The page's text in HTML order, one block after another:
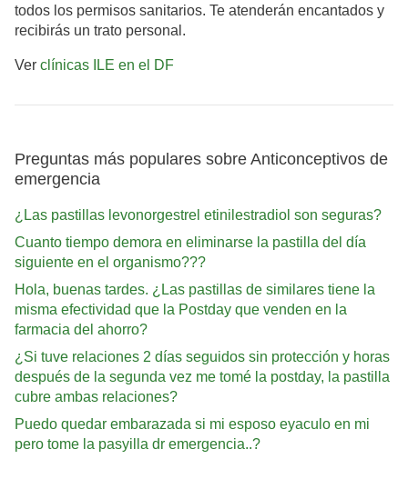
todos los permisos sanitarios. Te atenderán encantados y
recibirás un trato personal.
Ver clínicas ILE en el DF
Preguntas más populares sobre Anticonceptivos de
emergencia
¿Las pastillas levonorgestrel etinilestradiol son seguras?
Cuanto tiempo demora en eliminarse la pastilla del día
siguiente en el organismo???
Hola, buenas tardes. ¿Las pastillas de similares tiene la
misma efectividad que la Postday que venden en la
farmacia del ahorro?
¿Si tuve relaciones 2 días seguidos sin protección y horas
después de la segunda vez me tomé la postday, la pastilla
cubre ambas relaciones?
Puedo quedar embarazada si mi esposo eyaculo en mi
pero tome la pasyilla dr emergencia..?